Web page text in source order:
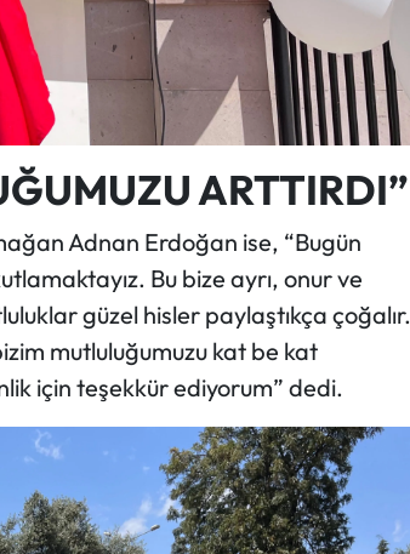
ARTTIRDI”
Adnan Erdoğan ise, “Bugün
Bu bize ayrı, onur ve
güzel hisler paylaştıkça çoğalır.
mutluluğumuzu kat be kat
için teşekkür ediyorum” dedi.